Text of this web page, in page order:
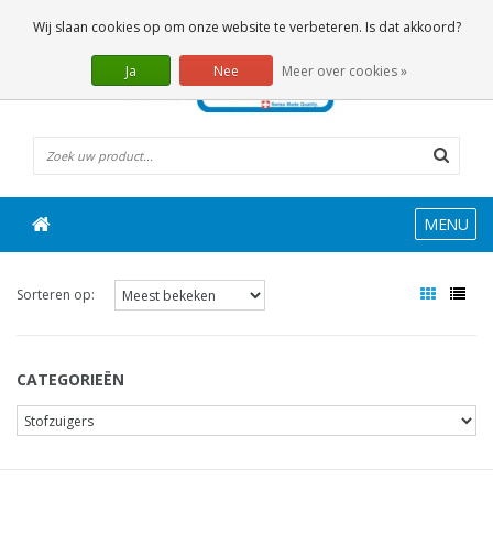
0 Artikelen
MENU
Sorteren op:
CATEGORIEËN
Wij slaan cookies op om onze website te verbeteren. Is dat akkoord?
Ja Nee Meer over cookies »